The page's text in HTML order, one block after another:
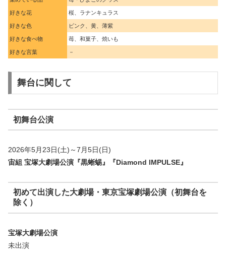
好きな花 桜、ラナンキュラス
好きな色 ピンク、黄、薄紫
好きな食べ物 苺、和菓子、焼いも
好きな言葉 －
舞台に関して
初舞台公演
2026年5月23日(土)～7月5日(日)
宙組 宝塚大劇場公演『黒蜥蜴』『Diamond IMPULSE』
初めて出演した大劇場・東京宝塚劇場公演（初舞台を
除く）
宝塚大劇場公演
未出演